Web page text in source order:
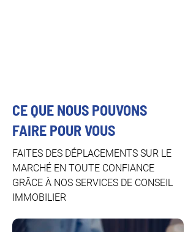
CE QUE NOUS POUVONS
FAIRE POUR VOUS
FAITES DES DÉPLACEMENTS SUR LE
MARCHÉ EN TOUTE CONFIANCE
GRÂCE À NOS SERVICES DE CONSEIL
IMMOBILIER